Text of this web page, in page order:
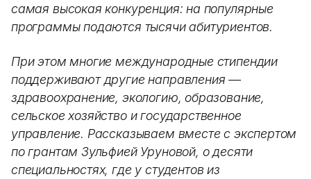
самая высокая конкуренция: на популярные
программы подаются тысячи абитуриентов.
При этом многие международные стипендии
поддерживают другие направления —
здравоохранение, экологию, образование,
сельское хозяйство и государственное
управление. Рассказываем вместе с экспертом
по грантам Зульфией Уруновой, о десяти
специальностях, где у студентов из